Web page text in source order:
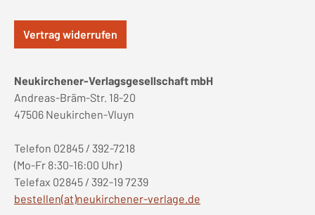
Vertrag widerrufen
Neukirchener-Verlagsgesellschaft mbH
Andreas-Bräm-Str. 18-20
47506 Neukirchen-Vluyn
Telefon 02845 / 392-7218
(Mo-Fr 8:30-16:00 Uhr)
Telefax 02845 / 392-19 7239
bestellen(at)neukirchener-verlage.de